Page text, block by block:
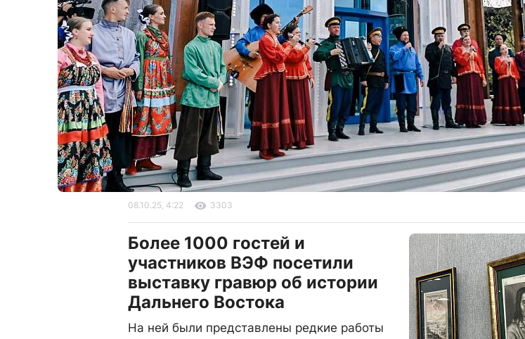
08.10.25, 4:22 3303
Более 1000 гостей и
участников ВЭФ посетили
выставку гравюр об истории
Дальнего Востока
На ней были представлены редкие работы